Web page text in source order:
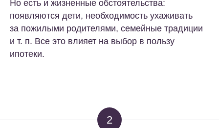
Но есть и жизненные обстоятельства:
появляются дети, необходимость ухаживать
за пожилыми родителями, семейные традиции
и т. п. Все это влияет на выбор в пользу
ипотеки.
2